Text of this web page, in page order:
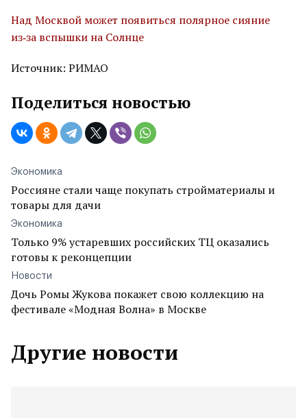
Над Москвой может появиться полярное сияние
из‑за вспышки на Солнце
Источник: РИМАО
Поделиться новостью
Экономика
Россияне стали чаще покупать стройматериалы и
товары для дачи
Экономика
Только 9% устаревших российских ТЦ оказались
готовы к реконцепции
Новости
Дочь Ромы Жукова покажет свою коллекцию на
фестивале «Модная Волна» в Москве
Другие новости